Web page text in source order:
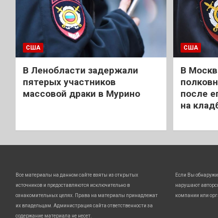
США
В Ленобласти задержали
пятерых участников
массовой драки в Мурино
США
В
после
на
Все материалы на данном сайте взяты из открытых
источников и предоставляются исключительно в
ознакомительных целях. Права на материалы принадлежат
их владельцам. Администрация сайта ответственности за
содержание материала не несет.
Если Вы
нарушают
компании или